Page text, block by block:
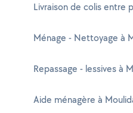
Livraison de colis entre
Ménage - Nettoyage à
Repassage - lessives à
Aide ménagère à